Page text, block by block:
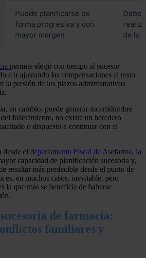
Puede planificarse de
forma progresiva y con
mayor margen
Debe
de la
permite elegir con tiempo al sucesor
e ir ajustando las compensaciones al resto
la presión de los plazos administrativos
en cambio, puede generar incertidumbre
fallecimiento, no existe un heredero
o dispuesto a continuar con el
desde el departamento Fiscal de Asefarma, la
capacidad de planificación sucesoria y,
resultar más predecible desde el punto de
es, en muchos casos, inevitable, pero
la que más se beneficia de haberse
de farmacia:
familiares y